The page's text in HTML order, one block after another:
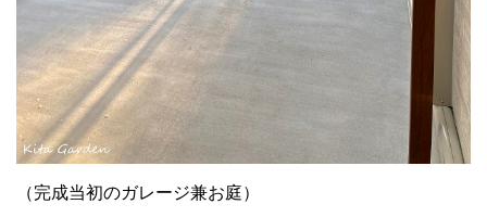
（完成当初のガレージ兼お庭）